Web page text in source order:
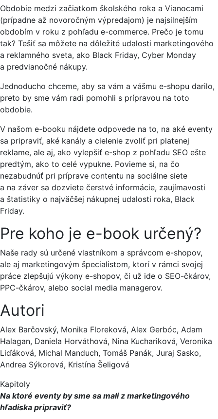
Obdobie medzi začiatkom školského roka a Vianocami
(prípadne až novoročným výpredajom) je najsilnejším
obdobím v roku z pohľadu e-commerce. Prečo je tomu
tak? Tešiť sa môžete na dôležité udalosti marketingového
a reklamného sveta, ako Black Friday, Cyber Monday
a predvianočné nákupy.
Jednoducho chceme, aby sa vám a vášmu e-shopu darilo,
preto by sme vám radi pomohli s prípravou na toto
obdobie.
V našom e-booku nájdete odpovede na to, na aké eventy
sa pripraviť, aké kanály a cielenie zvoliť pri platenej
reklame, ale aj, ako vylepšiť e-shop z pohľadu SEO ešte
predtým, ako to celé vypukne. Povieme si, na čo
nezabudnúť pri príprave contentu na sociálne siete
a na záver sa dozviete čerstvé informácie, zaujímavosti
a štatistiky o najväčšej nákupnej udalosti roka, Black
Friday.
Pre koho je e-book určený?
Naše rady sú určené vlastníkom a správcom e-shopov,
ale aj marketingovým špecialistom, ktorí v rámci svojej
práce zlepšujú výkony e-shopov, či už ide o SEO-čkárov,
PPC-čkárov, alebo social media managerov.
Autori
Alex Barčovský, Monika Floreková, Alex Gerbóc, Adam
Halagan, Daniela Horváthová, Nina Kuchariková, Veronika
Liďáková, Michal Manduch, Tomáš Panák, Juraj Sasko,
Andrea Sýkorová, Kristína Šeligová
Kapitoly
Na ktoré eventy by sme sa mali z marketingového
hľadiska pripraviť?